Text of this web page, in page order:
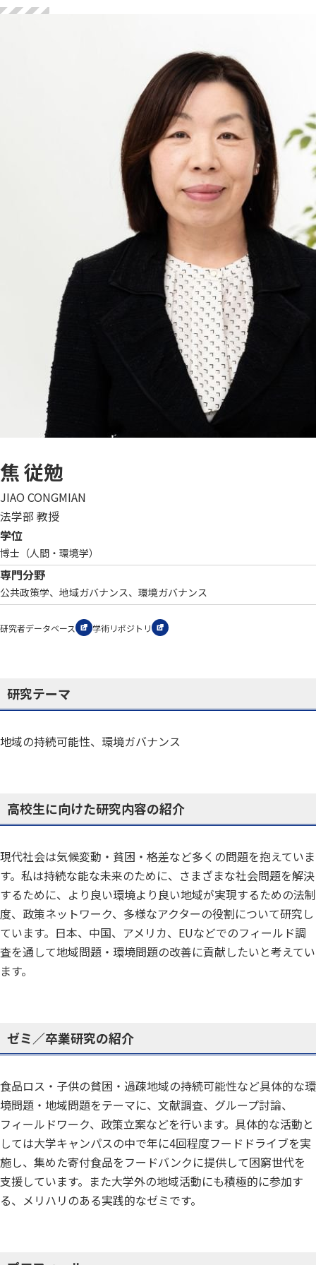
焦 従勉
JIAO CONGMIAN
法学部 教授
学位
博士（人間・環境学）
専門分野
公共政策学、地域ガバナンス、環境ガバナンス
研究者データベース 学術リポジトリ
研究テーマ
地域の持続可能性、環境ガバナンス
高校生に向けた研究内容の紹介
現代社会は気候変動・貧困・格差など多くの問題を抱えていま
す。私は持続な能な未来のために、さまざまな社会問題を解決
するために、より良い環境より良い地域が実現するための法制
度、政策ネットワーク、多様なアクターの役割について研究し
ています。日本、中国、アメリカ、EUなどでのフィールド調
査を通して地域問題・環境問題の改善に貢献したいと考えてい
ます。
ゼミ／卒業研究の紹介
食品ロス・子供の貧困・過疎地域の持続可能性など具体的な環
境問題・地域問題をテーマに、文献調査、グループ討論、
フィールドワーク、政策立案などを行います。具体的な活動と
しては大学キャンパスの中で年に4回程度フードドライブを実
施し、集めた寄付食品をフードバンクに提供して困窮世代を
支援しています。また大学外の地域活動にも積極的に参加す
る、メリハリのある実践的なゼミです。